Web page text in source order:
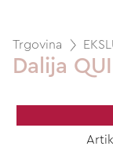
Trgovina
Dalija